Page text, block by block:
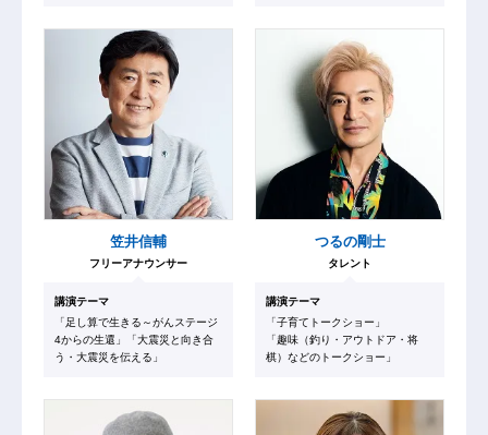
笠井信輔
フリーアナウンサー
講演テーマ
「足し算で生きる～がんステージ
4からの生還」「大震災と向き合
う・大震災を伝える」
つるの剛士
タレント
講演テーマ
「子育てトークショー」
「趣味（釣り・アウトドア・将
棋）などのトークショー」